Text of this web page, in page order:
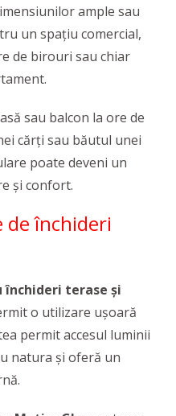
ample sau
un spațiu comercial,
de birouri sau chiar
sau balcon la ore de
cărți sau băutul unei
poate deveni un
și confort.
de închideri
închideri terase și
o utilizare ușoară
permit accesul luminii
natura și oferă un